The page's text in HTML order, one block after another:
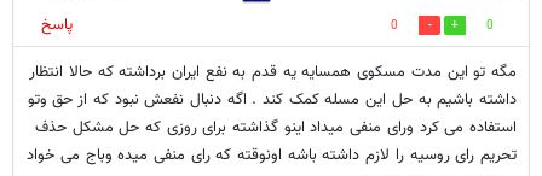
0
0
پاسخ
مگه تو این مدت مسکوی همسایه یه قدم به نفع ایران برداشته که حالا انتظار
داشته باشیم به حل این مسله کمک کند . اگه دنبال نفعش نبود که از حق وتو
استفاده می کرد ورای منفی میداد اینو گذاشته برای روزی که حل مشکل حذف
تحریم رای روسیه را لازم داشته باشه اونوقته که رای منفی میده وباج می خواد